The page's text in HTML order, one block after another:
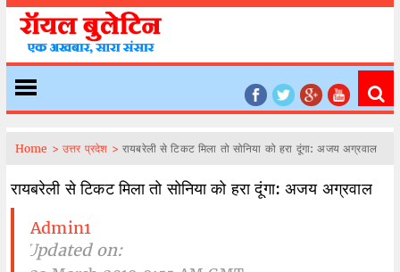
Home > उत्तर प्रदेश > रायबरेली से टिकट मिला तो सोनिया को हरा दूंगा: अजय अग्रवाल
रायबरेली से टिकट मिला तो सोनिया को हरा दूंगा: अजय अग्रवाल
Admin1
| Updated on: